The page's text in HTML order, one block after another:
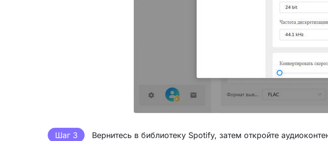
Шаг 3 Вернитесь в библиотеку Spotify, затем откройте